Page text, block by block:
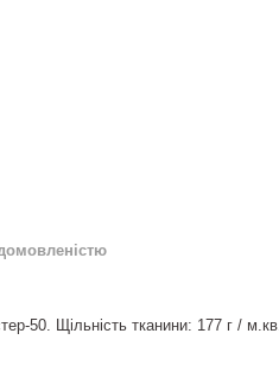
50. Щільність тканини: 177 г /